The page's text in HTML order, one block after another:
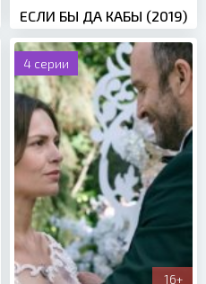
ЕСЛИ БЫ ДА КАБЫ (2019)
4 серии
16+